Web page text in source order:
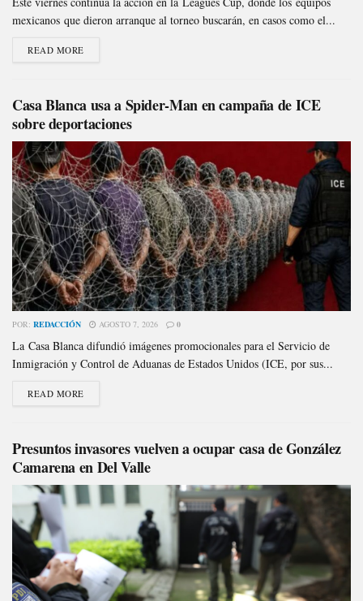
mexicanos que dieron arranque al torneo buscarán, en casos como el...
READ MORE
Casa Blanca usa a Spider-Man en campaña de ICE
sobre deportaciones
POR: REDACCIÓN AGOSTO 7, 2026 0
La Casa Blanca difundió imágenes promocionales para el Servicio de
Inmigración y Control de Aduanas de Estados Unidos (ICE, por sus...
READ MORE
Presuntos invasores vuelven a ocupar casa de González
Camarena en Del Valle